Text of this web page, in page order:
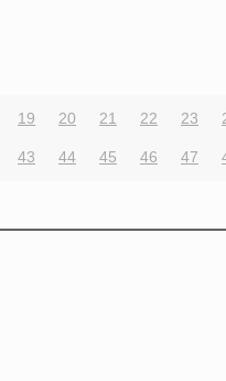
19 20 21 22 23
43 44 45 46 47